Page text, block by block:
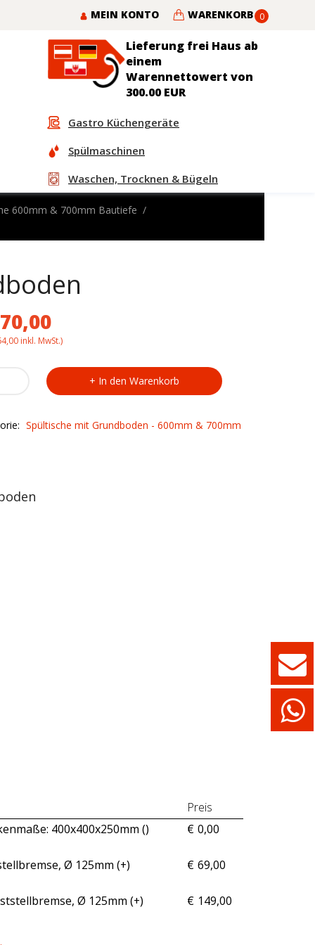
MEIN KONTO 0
WARENKORB
Lieferung frei Haus ab
einem
Warennettowert von
300.00 EUR
Gastro Küchengeräte
Spülmaschinen
Waschen, Trocknen & Bügeln
600mm & 700mm Bautiefe
inkl. MwSt.)
In den Warenkorb
Spültische mit Grundboden - 600mm & 700mm
Preis
400x400x250mm (
€ 0,00
)
Ø 125mm (+ € 69,00
)
Ø 125mm (+ € 149,00
)